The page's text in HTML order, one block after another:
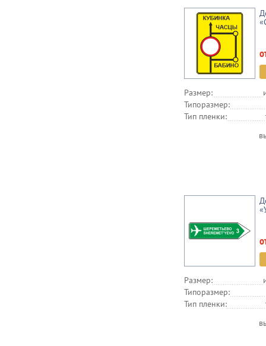
Размер:
Типоразмер:
Тип пленки:
Размер:
Типоразмер:
Тип пленки: